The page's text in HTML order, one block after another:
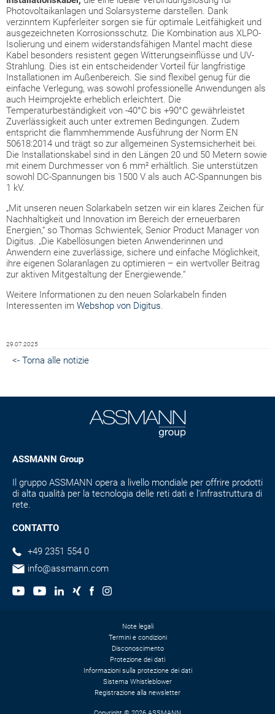
Photovoltaikanlagen und Solarsysteme darstellen. Dank
verzinntem Kupferleiter sorgen sie für optimale Leitfähigkeit und
ausgezeichneten Korrosionsschutz. Die Kombination aus XLPO-
Isolierung und einem widerstandsfähigen Mantel macht diese
Kabel besonders resistent gegen Witterungseinflüsse und UV-
Strahlung. Dies ist ein entscheidender Vorteil für langfristige
Installationen im Außenbereich. Sie sind flexibel genug für die
einfache Verlegung, was sowohl professionelle Anwendungen als
auch Heimprojekte erheblich erleichtert. Die
Temperaturbeständigkeit von -40°C bis +90°C gewährleistet
Zuverlässigkeit auch unter extremen Bedingungen. Zudem
entspricht die flammhemmende Ausführung der Norm EN
50618:2014 und trägt so zur allgemeinen Systemsicherheit bei.
Die Installationskabel sind in den Längen 20 und 50 Metern sowie
mit einem Durchmesser von 6 mm² erhältlich. Sie unterstützen
sowohl DC-Spannungen bis 1500 V als auch AC-Spannungen bis
1 kV.
„Mit unseren neuen Solarkabeln setzen wir ein klares Zeichen für
Nachhaltigkeit und Innovation im Bereich der erneuerbaren
Energien,“ so Thomas Schwientek, Senior Product Manager von
Digitus. „Die Kabellösungen bieten Anwenderinnen und
Anwendern eine zuverlässige, sichere und einfache Möglichkeit,
ihre eigenen Solaranlagen zu optimieren – ein wertvoller Beitrag
zur aktiven Mitgestaltung der Energiewende.“
Weitere Informationen zu den neuen Solarkabeln finden
Interessenten im Webshop von Digitus
29.07.2025
<- Torna alle notizie
ASSMANN Group
Il gruppo ASSMANN opera a livello mondiale per offrire prodotti
di alta qualità per la tecnologia delle reti dati e l'infrastruttura di
rete.
CONTATTO
+49 2351 554 0
info@assmann.com
Note legali
Termini e condizioni
Disconoscimento
Protezione dei dati
Informazioni sulla protezione dei dati
Sistema Whistleblower
Registrazione alla newsletter